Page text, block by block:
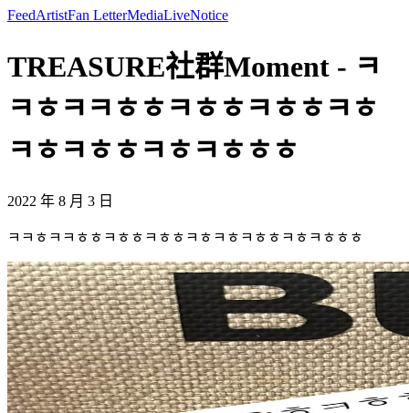
FeedArtistFan LetterMediaLiveNotice
TREASURE社群Moment - ㅋ
ㅋㅎㅋㅋㅎㅎㅋㅎㅎㅋㅎㅎㅋㅎ
ㅋㅎㅋㅎㅎㅋㅎㅋㅎㅎㅎ
2022 年 8 月 3 日
ㅋㅋㅎㅋㅋㅎㅎㅋㅎㅎㅋㅎㅎㅋㅎㅋㅎㅋㅎㅎㅋㅎㅋㅎㅎㅎ